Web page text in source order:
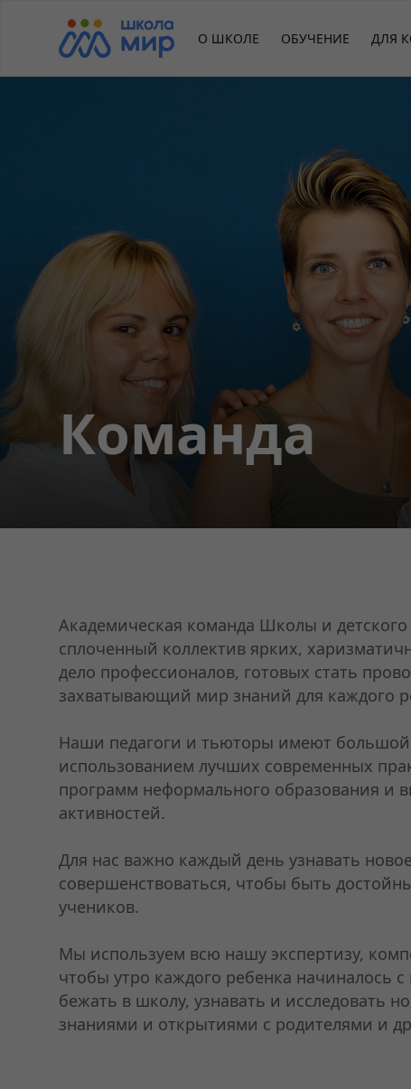
О ШКОЛЕ ОБУЧЕНИЕ ДЛЯ
Команда
Академическая команда Школы и
сплоченный коллектив ярких,
дело профессионалов, готовых стать
захватывающий мир знаний для каждого
Наши педагоги и тьюторы имеют большой
использованием лучших современных
программ неформального образования и
активностей.
Для нас важно каждый день узнавать
совершенствоваться, чтобы быть
учеников.
Мы используем всю нашу экспертизу,
чтобы утро каждого ребенка начиналось
бежать в школу, узнавать и исследовать
знаниями и открытиями с родителями и